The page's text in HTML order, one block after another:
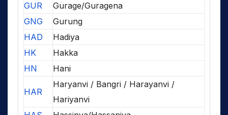
GUR
Gurage/Guragena
GNG
Gurung
HAD
Hadiya
HK
Hakka
HN
Hani
HAR
Haryanvi / Bangri / Harayanvi /
Hariyanvi